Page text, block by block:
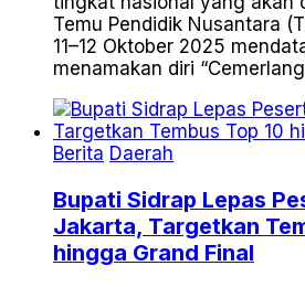
Temu Pendidik Nusantara
11–12 Oktober 2025
menamakan diri
Berita Daerah
Bupati Sidrap Lepas
Jakarta, Targetkan
hingga Grand Final